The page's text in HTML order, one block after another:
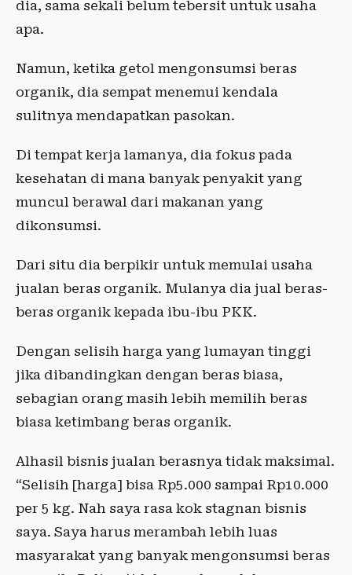
dia, sama sekali belum tebersit untuk usaha
apa.
Namun, ketika getol mengonsumsi beras
organik, dia sempat menemui kendala
sulitnya mendapatkan pasokan.
Di tempat kerja lamanya, dia fokus pada
kesehatan di mana banyak penyakit yang
muncul berawal dari makanan yang
dikonsumsi.
Dari situ dia berpikir untuk memulai usaha
jualan beras organik. Mulanya dia jual beras-
beras organik kepada ibu-ibu PKK.
Dengan selisih harga yang lumayan tinggi
jika dibandingkan dengan beras biasa,
sebagian orang masih lebih memilih beras
biasa ketimbang beras organik.
Alhasil bisnis jualan berasnya tidak maksimal.
“Selisih [harga] bisa Rp5.000 sampai Rp10.000
per 5 kg. Nah saya rasa kok stagnan bisnis
saya. Saya harus merambah lebih luas
masyarakat yang banyak mengonsumsi beras